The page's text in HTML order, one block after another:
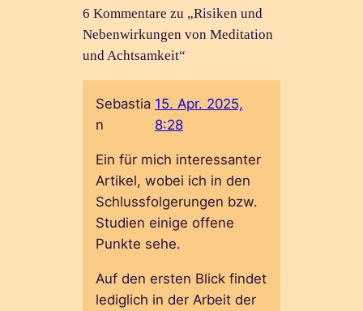
6 Kommentare zu „Risiken und
Nebenwirkungen von Meditation
und Achtsamkeit“
Sebastia
n
15. Apr. 2025,
8:28
Ein für mich interessanter
Artikel, wobei ich in den
Schlussfolgerungen bzw.
Studien einige offene
Punkte sehe.
Auf den ersten Blick findet
lediglich in der Arbeit der